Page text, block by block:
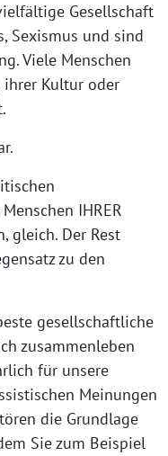
Gesellschaft
Sexismus und sind
Viele Menschen
ihrer Kultur oder
IHRER
gleich. Der Rest
zu den
gesellschaftliche
zusammenleben
für unsere
Meinungen
die Grundlage
Sie zum Beispiel